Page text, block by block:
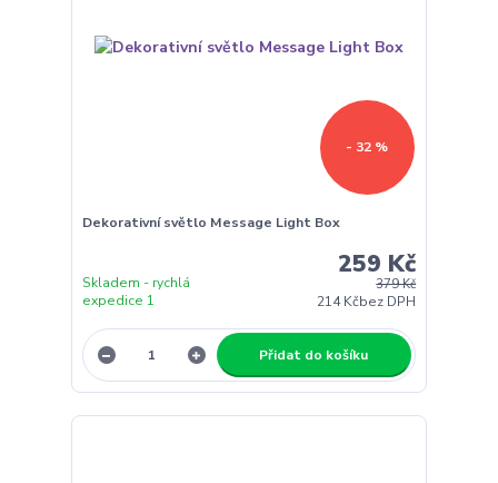
- 32 %
Dekorativní světlo Message Light Box
379 Kč
259 Kč
214 Kčbez DPH
Skladem - rychlá
expedice 1
Přidat do košíku